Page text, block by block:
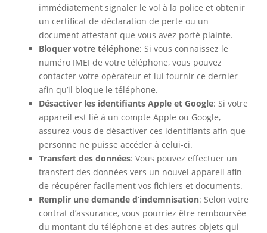
immédiatement signaler le vol à la police et obtenir
un certificat de déclaration de perte ou un
document attestant que vous avez porté plainte.
Bloquer votre téléphone: Si vous connaissez le
numéro IMEI de votre téléphone, vous pouvez
contacter votre opérateur et lui fournir ce dernier
afin qu’il bloque le téléphone.
Désactiver les identifiants Apple et Google: Si votre
appareil est lié à un compte Apple ou Google,
assurez-vous de désactiver ces identifiants afin que
personne ne puisse accéder à celui-ci.
Transfert des données: Vous pouvez effectuer un
transfert des données vers un nouvel appareil afin
de récupérer facilement vos fichiers et documents.
Remplir une demande d’indemnisation: Selon votre
contrat d’assurance, vous pourriez être remboursée
du montant du téléphone et des autres objets qui